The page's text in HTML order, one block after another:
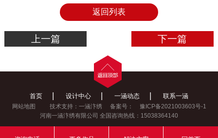
返回列表
上一篇 下一篇
首页 | 设计中心 | 一涵动态 | 联系一涵
网站地图 技术支持：一涵汴绣 备案号：
豫ICP备2021003603号-1
河南一涵汴绣有限公司 全国咨询热线：15038364140